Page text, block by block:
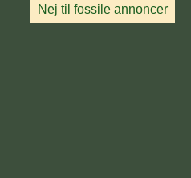
Nej til fossile annoncer